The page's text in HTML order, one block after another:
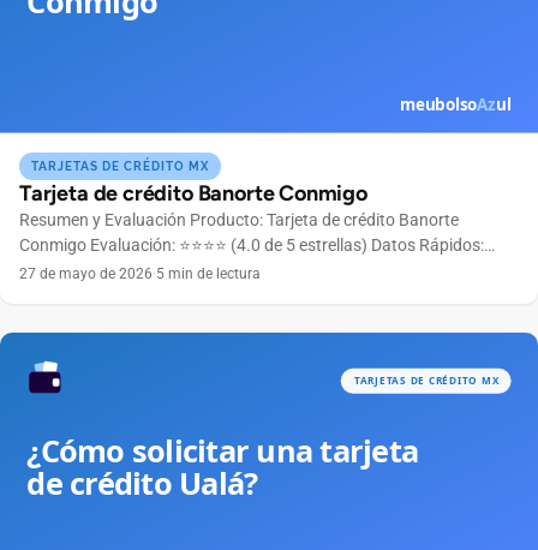
TARJETAS DE CRÉDITO MX
Tarjeta de crédito Banorte Conmigo
Resumen y Evaluación Producto: Tarjeta de crédito Banorte
Conmigo Evaluación: ⭐⭐⭐⭐ (4.0 de 5 estrellas) Datos Rápidos:
Anualidad Gratuita el primer año Bandera Mastercard Límite de
pensados […]
27 de mayo de 2026·5 min de lectura